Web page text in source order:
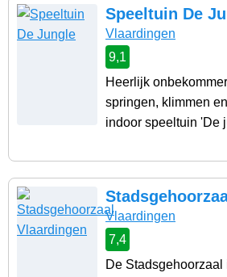
Speeltuin De
Vlaardingen
9,1
Heerlijk
springen, klimmen
indoor speeltuin 'De
Vlaardingen
7,4
De Stadsgehoorzaal